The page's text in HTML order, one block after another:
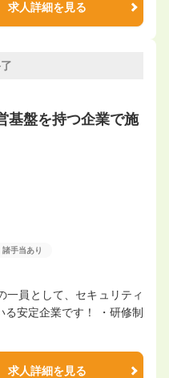
求人詳細を見る
基盤を持つ企業で施
諸手当あり
一員として、セキュリティ
安定企業です！ ・研修制
求人詳細を見る